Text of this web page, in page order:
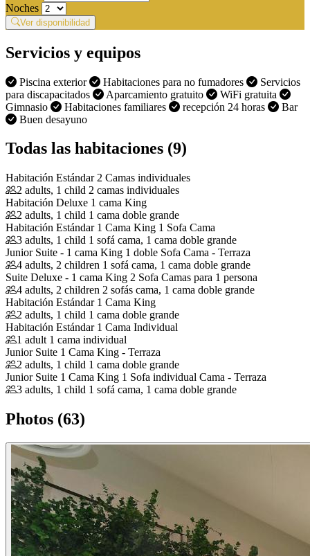
Noches
Ver disponibilidad
Servicios y equipos
Piscina exterior Habitaciones para no fumadores
Servicios
para discapacitados
Aparcamiento gratuito
WiFi gratuita
Gimnasio
Habitaciones familiares recepción 24 horas
Bar
Buen desayuno
Todas las habitaciones (9)
Habitación Estándar 2 Camas individuales
2 adults, 1 child 2 camas individuales
Habitación Deluxe 1 cama King
2 adults, 1 child 1 cama doble grande
Habitación Estándar 1 Cama King 1 Sofa Cama
3 adults, 1 child 1 sofá cama, 1 cama doble grande
Junior Suite - 1 cama King 1 doble Sofa Cama - Terraza
4 adults, 2 children 1 sofá cama, 1 cama doble grande
Suite Deluxe - 1 cama King 2 Sofa Camas para 1 persona
4 adults, 2 children 2 sofás cama, 1 cama doble grande
Habitación Estándar 1 Cama King
2 adults, 1 child 1 cama doble grande
Habitación Estándar 1 Cama Individual
1 adult 1 cama individual
Junior Suite 1 Cama King - Terraza
2 adults, 1 child 1 cama doble grande
Junior Suite 1 Cama King 1 Sofa individual Cama - Terraza
3 adults, 1 child 1 sofá cama, 1 cama doble grande
Photos (63)